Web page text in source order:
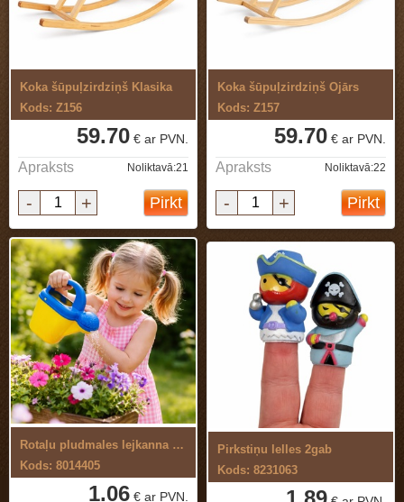
Koka šūpuļzirdziņš Klasika
Kods: Z156
59.70 € ar PVN.
Apraksts Noliktavā:21
- + Pirkt
Koka šūpuļzirdziņš Ojārs
Kods: Z157
59.70 € ar PVN.
Apraksts Noliktavā:22
- + Pirkt
Rotaļu pludmales lejkanna bērniem
Kods: 8014405
1.06 € ar PVN.
Pirkstiņu lelles 2gab
Kods: 8231063